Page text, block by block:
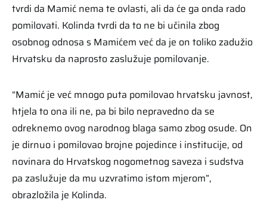
tvrdi da Mamić nema te ovlasti, ali da će ga onda rado
pomilovati. Kolinda tvrdi da to ne bi učinila zbog
osobnog odnosa s Mamićem već da je on toliko zadužio
Hrvatsku da naprosto zaslužuje pomilovanje.
“Mamić je već mnogo puta pomilovao hrvatsku javnost,
htjela to ona ili ne, pa bi bilo nepravedno da se
odreknemo ovog narodnog blaga samo zbog osude. On
je dirnuo i pomilovao brojne pojedince i institucije, od
novinara do Hrvatskog nogometnog saveza i sudstva
pa zaslužuje da mu uzvratimo istom mjerom”,
obrazložila je Kolinda.